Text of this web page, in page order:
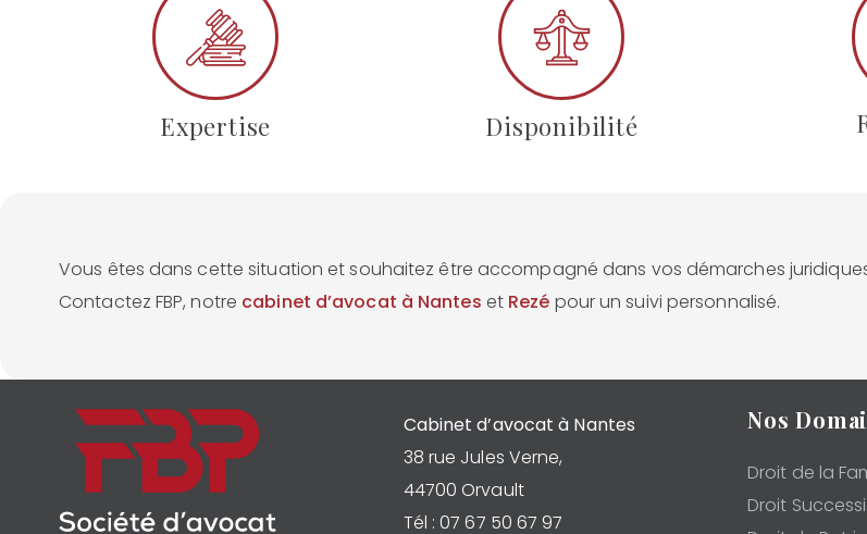
Expertise Disponibilité
Vous êtes dans cette situation et souhaitez être accompagné dans vos démarches
Contactez FBP, notre cabinet d’avocat à Nantes et Rezé pour un suivi personnalisé.
Cabinet d’avocat à Nantes
38 rue Jules Verne,
44700 Orvault
Tél : 07 67 50 67 97
Nos
Droit de la
Droit